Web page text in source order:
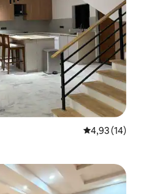
Gemiddelde
4,93 (14)